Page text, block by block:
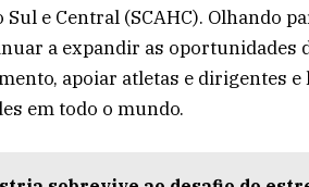
Sul e Central (SCAHC). Olhando
a expandir as oportunidades
apoiar atletas e dirigentes e
em todo o mundo.